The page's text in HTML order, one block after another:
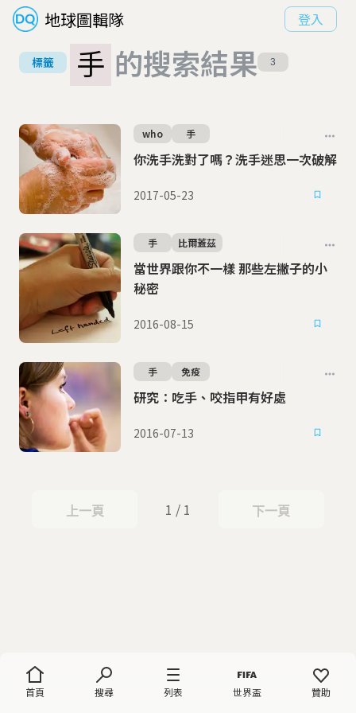
地球圖輯隊 登入
首頁 搜尋 列表 世界盃 贊助
標籤 手 的搜索結果 3
你洗手洗對了嗎？洗手迷思一次破解
who 手
2017-05-23
當世界跟你不一樣 那些左撇子的小
秘密
手 比爾蓋茲
2016-08-15
研究：吃手、咬指甲有好處
手 免疫
2016-07-13
上一頁
上一頁 1 / 1 下一頁
下一頁